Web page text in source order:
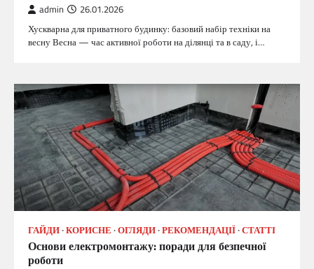
admin 26.01.2026
Хускварна для приватного будинку: базовий набір техніки на
весну Весна — час активної роботи на ділянці та в саду, і…
ГАЙДИ КОРИСНЕ ОГЛЯДИ РЕКОМЕНДАЦІЇ СТАТТІ
Основи електромонтажу: поради для безпечної
роботи